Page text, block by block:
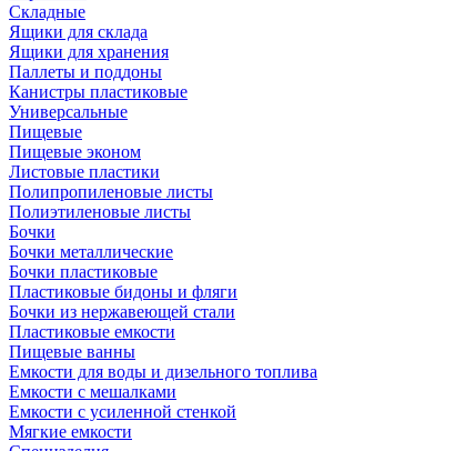
Складные
Ящики для склада
Ящики для хранения
Паллеты и поддоны
Канистры пластиковые
Универсальные
Пищевые
Пищевые эконом
Листовые пластики
Полипропиленовые листы
Полиэтиленовые листы
Бочки
Бочки металлические
Бочки пластиковые
Пластиковые бидоны и фляги
Бочки из нержавеющей стали
Пластиковые емкости
Пищевые ванны
Емкости для воды и дизельного топлива
Емкости с мешалками
Емкости с усиленной стенкой
Мягкие емкости